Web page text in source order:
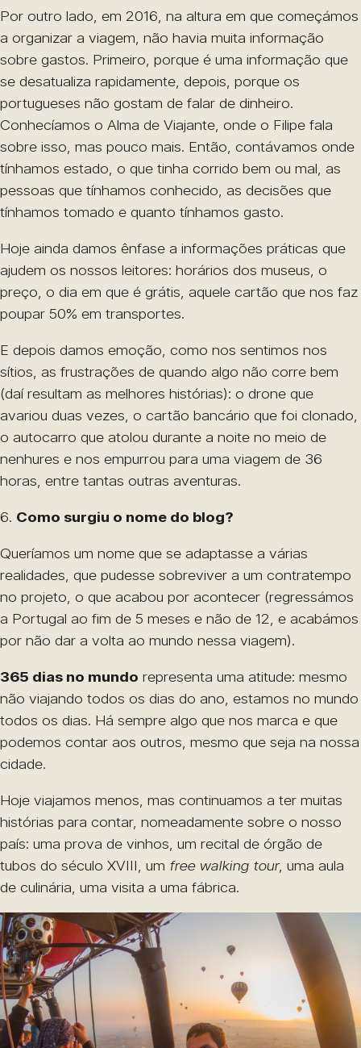
Por outro lado, em 2016, na altura em que começámos
a organizar a viagem, não havia muita informação
sobre gastos. Primeiro, porque é uma informação que
se desatualiza rapidamente, depois, porque os
portugueses não gostam de falar de dinheiro.
Conhecíamos o Alma de Viajante, onde o Filipe fala
sobre isso, mas pouco mais. Então, contávamos onde
tínhamos estado, o que tinha corrido bem ou mal, as
pessoas que tínhamos conhecido, as decisões que
tínhamos tomado e quanto tínhamos gasto.
Hoje ainda damos ênfase a informações práticas que
ajudem os nossos leitores: horários dos museus, o
preço, o dia em que é grátis, aquele cartão que nos faz
poupar 50% em transportes.
E depois damos emoção, como nos sentimos nos
sítios, as frustrações de quando algo não corre bem
(daí resultam as melhores histórias): o drone que
avariou duas vezes, o cartão bancário que foi clonado,
o autocarro que atolou durante a noite no meio de
nenhures e nos empurrou para uma viagem de 36
horas, entre tantas outras aventuras.
6. Como surgiu o nome do blog?
Queríamos um nome que se adaptasse a várias
realidades, que pudesse sobreviver a um contratempo
no projeto, o que acabou por acontecer (regressámos
a Portugal ao fim de 5 meses e não de 12, e acabámos
por não dar a volta ao mundo nessa viagem).
365 dias no mundo representa uma atitude: mesmo
não viajando todos os dias do ano, estamos no mundo
todos os dias. Há sempre algo que nos marca e que
podemos contar aos outros, mesmo que seja na nossa
cidade.
Hoje viajamos menos, mas continuamos a ter muitas
histórias para contar, nomeadamente sobre o nosso
país: uma prova de vinhos, um recital de órgão de
tubos do século XVIII, um free walking tour, uma aula
de culinária, uma visita a uma fábrica.